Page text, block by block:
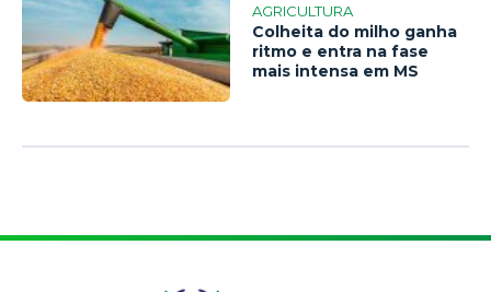
AGRICULTURA
Colheita do milho ganha
ritmo e entra na fase
mais intensa em MS